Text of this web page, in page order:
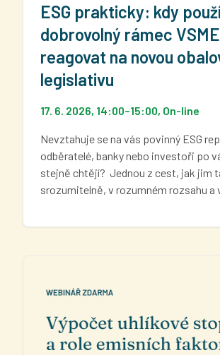
ESG prakticky: kdy
dobrovolný rámec
reagovat na novou
legislativu
17. 6. 2026, 14:00–15:00, On-line
Nevztahuje se na vás povinný ESG
odběratelé, banky nebo investoři po
stejně chtějí? Jednou z cest, jak jim
srozumitelně, v rozumném rozsahu a